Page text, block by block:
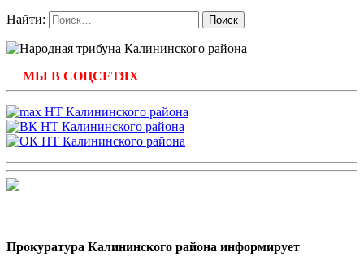
Найти:
МЫ В СОЦСЕТЯХ
Прокуратура Калининского района информирует